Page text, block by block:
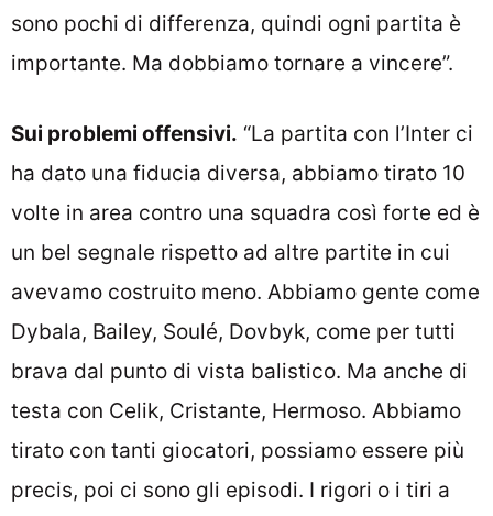
sono pochi di differenza, quindi ogni partita è
importante. Ma dobbiamo tornare a vincere”.
Sui problemi offensivi. “La partita con l’Inter ci
ha dato una fiducia diversa, abbiamo tirato 10
volte in area contro una squadra così forte ed è
un bel segnale rispetto ad altre partite in cui
avevamo costruito meno. Abbiamo gente come
Dybala, Bailey, Soulé, Dovbyk, come per tutti
brava dal punto di vista balistico. Ma anche di
testa con Celik, Cristante, Hermoso. Abbiamo
tirato con tanti giocatori, possiamo essere più
precis, poi ci sono gli episodi. I rigori o i tiri a